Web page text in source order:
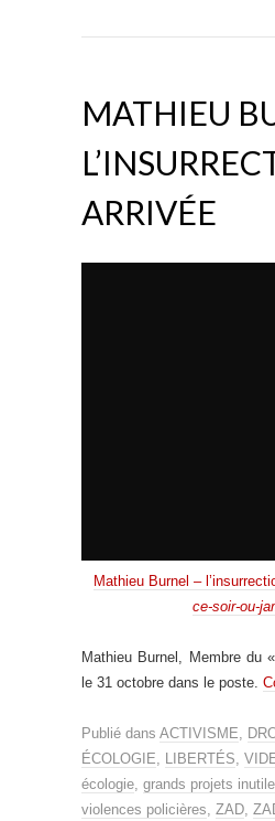
MATHIEU
ARRIVÉE
Mathieu Burnel –
ce-soir-ou-
Mathieu Burnel, Membre du
le 31 octobre dans le poste.
Publié dans ACTIVISME
ÉCOLOGIE
LIBERTÉS
écologie grands projets
violences policières ZAD